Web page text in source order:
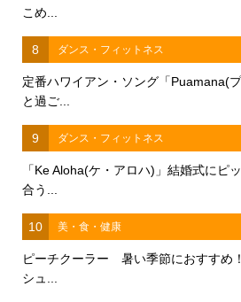
こめ...
8 ダンス・フィットネス
定番ハワイアン・ソング「Puamana(
と過ご...
9 ダンス・フィットネス
「Ke Aloha(ケ・アロハ)」結婚式にピ
合う...
10 美・食・健康
ピーチクーラー 暑い季節におすすめ
シュ...